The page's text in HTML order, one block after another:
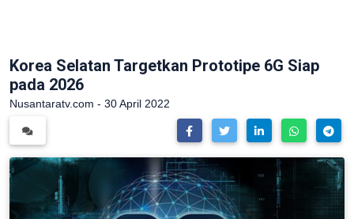
Korea Selatan Targetkan Prototipe 6G Siap
pada 2026
Nusantaratv.com - 30 April 2022